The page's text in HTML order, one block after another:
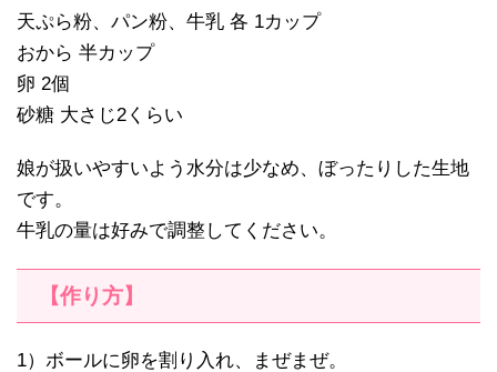
天ぷら粉、パン粉、牛乳 各 1カップ
おから 半カップ
卵 2個
砂糖 大さじ2くらい
娘が扱いやすいよう水分は少なめ、ぼったりした生地
です。
牛乳の量は好みで調整してください。
【作り方】
1）ボールに卵を割り入れ、まぜまぜ。